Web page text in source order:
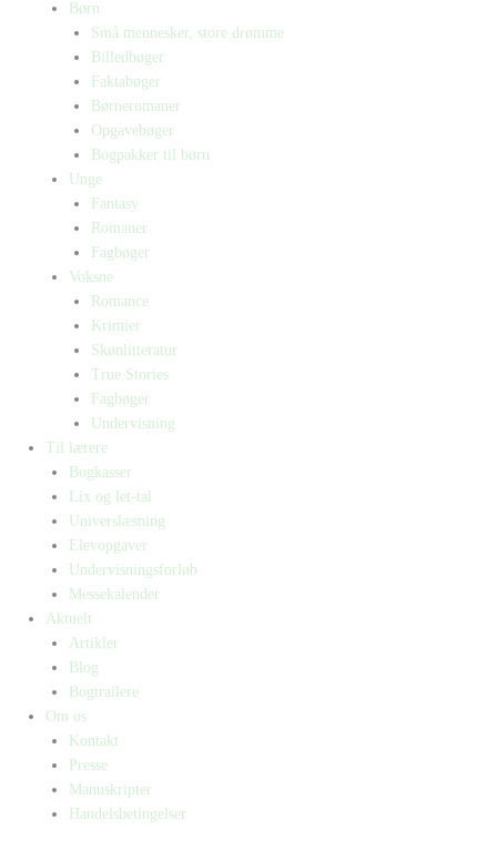
Børn
Små mennesker, store drømme
Billedbøger
Faktabøger
Børneromaner
Opgavebøger
Bogpakker til børn
Unge
Fantasy
Romaner
Fagbøger
Voksne
Romance
Krimier
Skønlitteratur
True Stories
Fagbøger
Undervisning
Til lærere
Bogkasser
Lix og let-tal
Universlæsning
Elevopgaver
Undervisningsforløb
Messekalender
Aktuelt
Artikler
Blog
Bogtrailere
Om os
Kontakt
Presse
Manuskripter
Handelsbetingelser